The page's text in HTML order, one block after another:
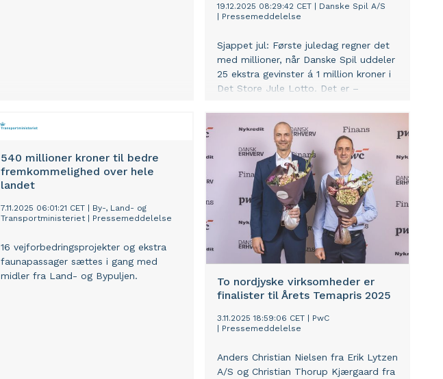
19.12.2025 08:29:42 CET
Danske Spil A/S
Pressemeddelelse
Sjappet jul: Første juledag regner det
med millioner, når Danske Spil uddeler
25 ekstra gevinster á 1 million kroner i
Det Store Jule Lotto. Det er –
540 millioner kroner til bedre
fremkommelighed over hele
landet
7.11.2025 06:01:21 CET
By-, Land- og
Transportministeriet| Pressemeddelelse
16 vejforbedringsprojekter og ekstra
faunapassager sættes i gang med
midler fra Land- og Bypuljen.
To nordjyske virksomheder er
finalister til Årets Temapris 2025
3.11.2025 18:59:06 CET
PwC
Pressemeddelelse
Anders Christian Nielsen fra Erik Lytzen
A/S og Christian Thorup Kjærgaard fra